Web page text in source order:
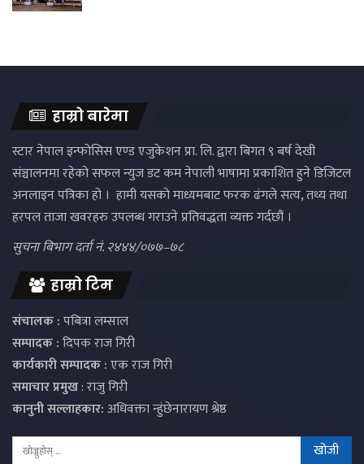
हाम्रो बारेमा
स्टार नेपाल इन्फोसिस एण्ड एजुकेशन प्रा. लि. द्वारा बिगत ९ बर्ष देखी
संञ्चालनमा रहेको सफल न्युज डट कम नेपाली भाषामा प्रकाशित हुने डिजिटल
अनलाइन पत्रिका हो । हामी यसको माध्यमबाट फरक ढंगले सत्य, तथ्य तथा
हरपल ताजा खवरहरु उपलब्ध गराउने प्रतिवद्धता व्यक्त गर्दछौं ।
सुचना बिभाग दर्ता नं. २४४४/०७७–७८
हाम्रो टिम
संचालक :पबित्रा लम्साल
सम्पादक :दिपक राज गिरी
कार्यकारी सम्पादक :एक राज गिरी
समाचार प्रमुख: राजु गिरी
कानुनी सल्लाहकार:अधिवक्ता न्हुंछेनारायण श्रेष्ठ